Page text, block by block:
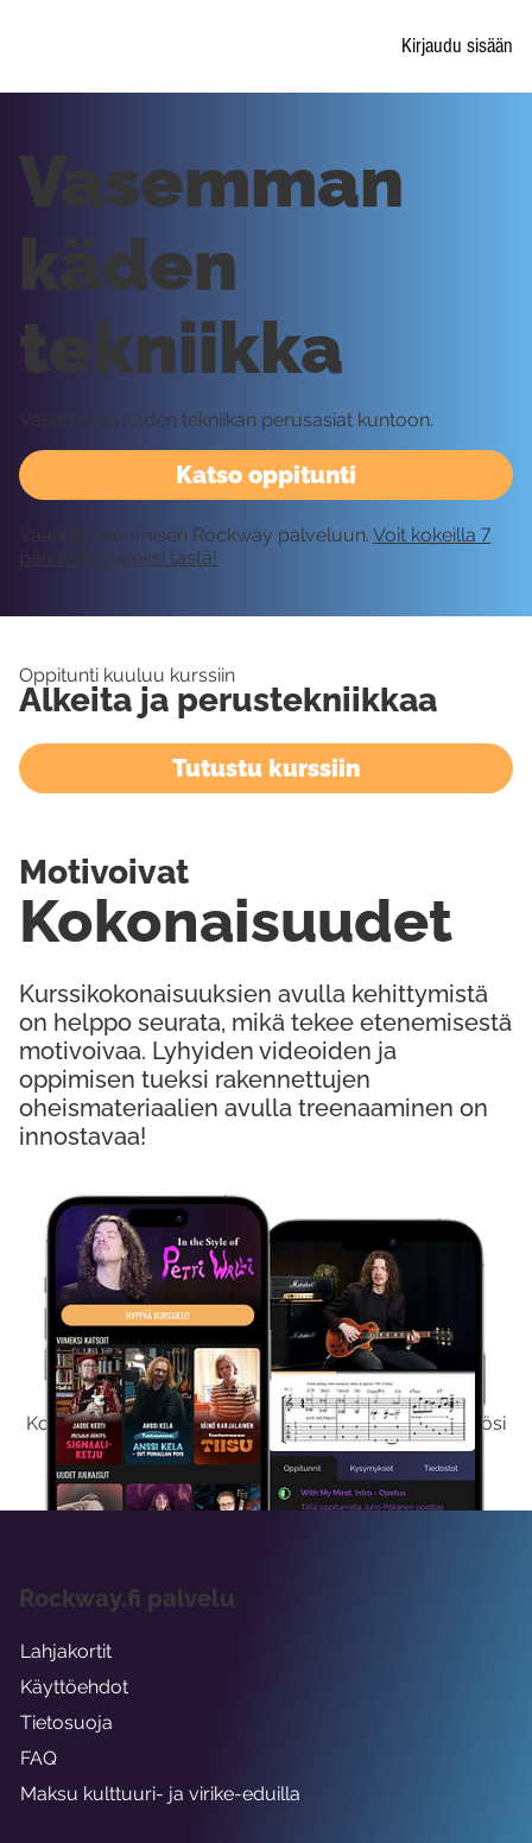
Kirjaudu sisään
Kokeile Ilmaiseksi
Kokeilemalla ilmaiseksi saat koko sisältömme käyttöösi
viikon ajaksi.
Katso oppitunti
Vasemman
käden
tekniikka
Vasemman käden tekniikan perusasiat kuntoon.
Vaatii kirjautumisen Rockway palveluun. Voit kokeilla 7
päivää ilmaiseksi tästä!
Oppitunti kuuluu kurssiin
Alkeita ja perustekniikkaa
Tutustu kurssiin
Kurssikokonaisuuksien avulla kehittymistä
on helppo seurata, mikä tekee etenemisestä
motivoivaa. Lyhyiden videoiden ja
oppimisen tueksi rakennettujen
oheismateriaalien avulla treenaaminen on
innostavaa!
Kokonaisuudet
Motivoivat
Rockway.fi palvelu
Lahjakortit
Käyttöehdot
Tietosuoja
FAQ
Maksu kulttuuri- ja virike-eduilla